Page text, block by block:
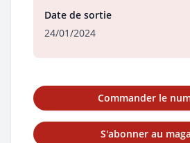
Date de sortie
24/01/2024
Commander le
S'abonner au